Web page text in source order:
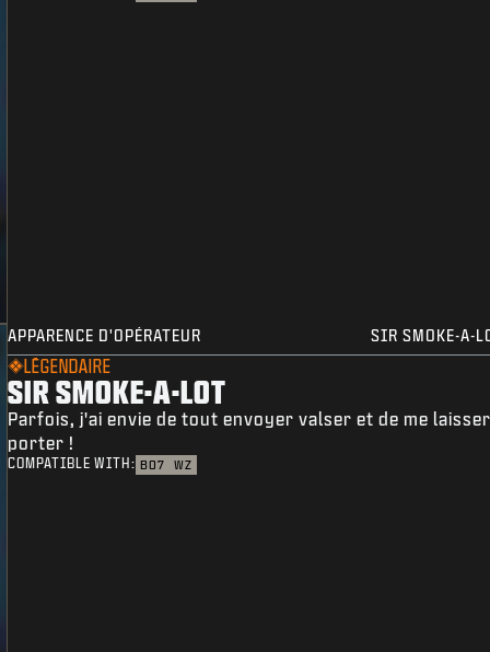
APPARENCE D'OPÉRATEUR SIR SMOKE-A-
LÉGENDAIRE
SIR SMOKE-A-LOT
Parfois, j'ai envie de tout envoyer valser et de me
porter !
COMPATIBLE WITH: BO7 WZ